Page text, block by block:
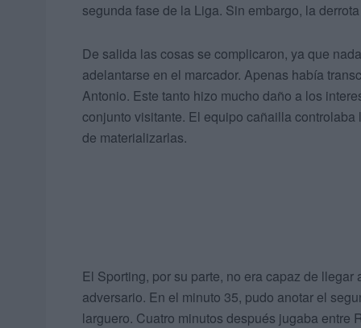
segunda fase de la Liga. Sin embargo, la
De salida las cosas se complicaron, ya que
adelantarse en el marcador. Apenas había
Antonio. Este tanto hizo mucho daño a los
conjunto visitante. El equipo cañailla
de materializarlas.
El Sporting, por su parte, no era capaz de
adversario. En el minuto 35, pudo anotar el
larguero. Cuatro minutos después jugaba entre